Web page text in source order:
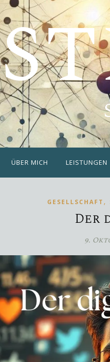
ÜBER MICH LEISTUNGEN
GESELLSCHAFT ,
Der
9.